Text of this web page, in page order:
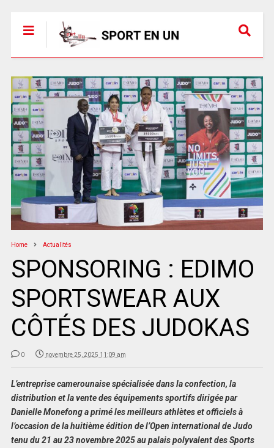
Home Actualités
SPONSORING : EDIMO
SPORTSWEAR AUX
CÔTÉS DES JUDOKAS
0 novembre 25, 2025 11:09 am
L’entreprise camerounaise spécialisée dans la confection, la
distribution et la vente des équipements sportifs dirigée par
Danielle Monefong a primé les meilleurs athlètes et officiels à
l’occasion de la huitième édition de l’Open international de Judo
tenu du 21 au 23 novembre 2025 au palais polyvalent des Sports